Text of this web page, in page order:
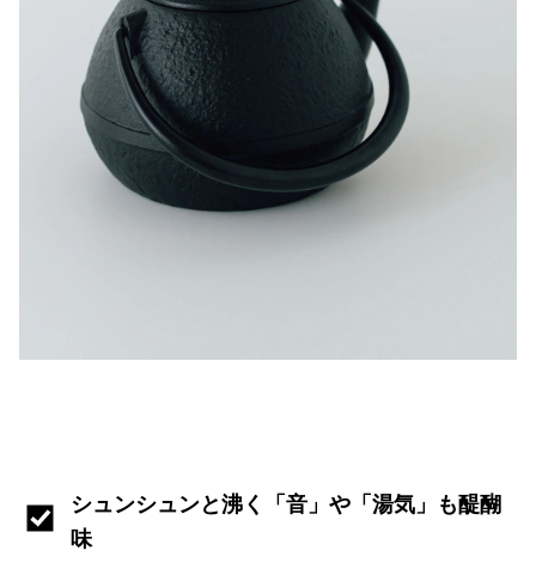
シュンシュンと沸く「音」や「湯気」も醍醐
味